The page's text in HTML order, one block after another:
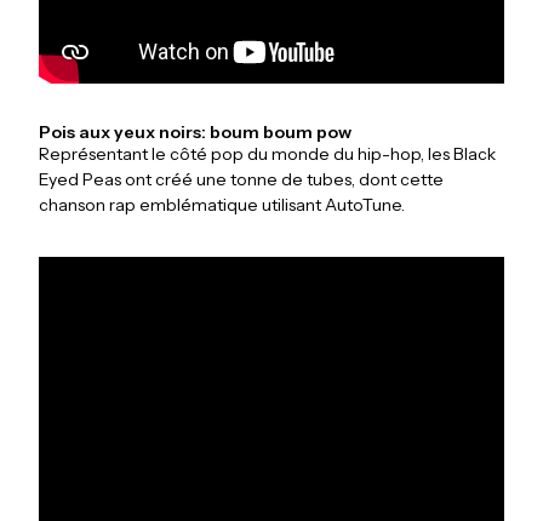
Pois aux yeux noirs: boum boum pow
Représentant le côté pop du monde du hip-hop, les Black
Eyed Peas ont créé une tonne de tubes, dont cette
chanson rap emblématique utilisant AutoTune.